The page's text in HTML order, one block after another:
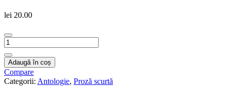
lei 20.00
Cantitate
18+
antologie
de
proză
Adaugă în coș
Compare
Categorii: Antologie, Proză scurtă